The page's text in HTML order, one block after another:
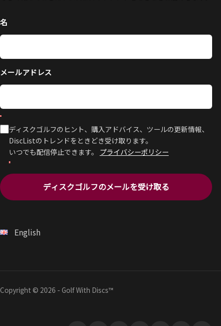
名
メールアドレス
ディスクゴルフのヒント、購入アドバイス、ツールの更新情報、
DiscListのトレンドをときどき受け取ります。
いつでも配信停止できます。 プライバシーポリシー
ディスクゴルフのメールを受け取る
English
Copyright © 2026 - Golf With Discs™